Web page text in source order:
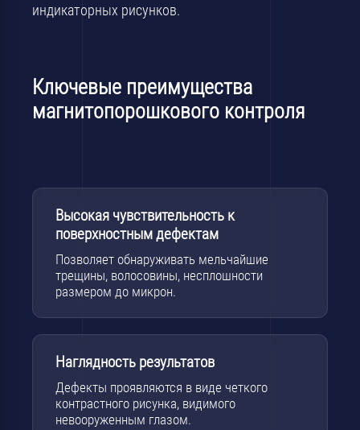
индикаторных рисунков.
Ключевые преимущества
магнитопорошкового контроля
Высокая чувствительность к
поверхностным дефектам
Позволяет обнаруживать мельчайшие
трещины, волосовины, несплошности
размером до микрон.
Наглядность результатов
Дефекты проявляются в виде четкого
контрастного рисунка, видимого
невооруженным глазом.